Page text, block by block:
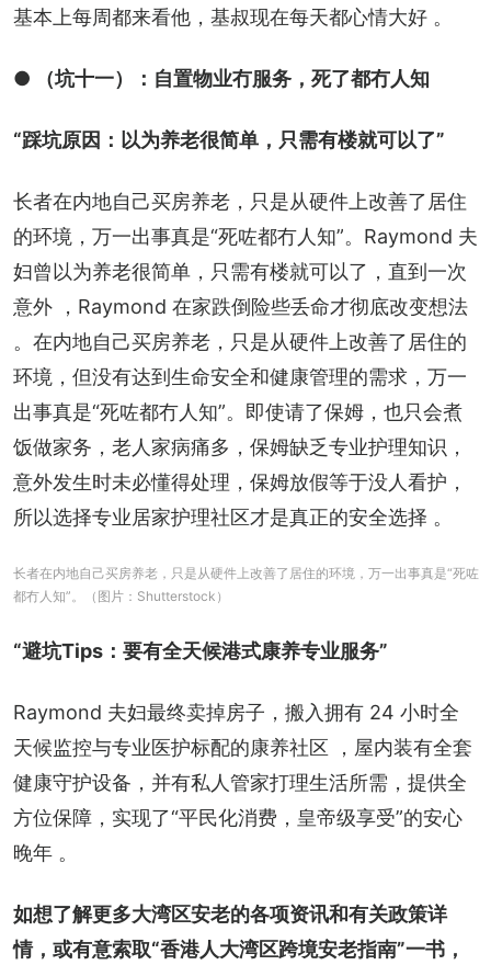
基本上每周都来看他，基叔现在每天都心情大好 。
● （坑十一）：自置物业冇服务，死了都冇人知
“踩坑原因：以为养老很简单，只需有楼就可以了”
长者在内地自己买房养老，只是从硬件上改善了居住
的环境，万一出事真是“死咗都冇人知”。Raymond 夫
妇曾以为养老很简单，只需有楼就可以了，直到一次
意外 ，Raymond 在家跌倒险些丢命才彻底改变想法
。在内地自己买房养老，只是从硬件上改善了居住的
环境，但没有达到生命安全和健康管理的需求，万一
出事真是“死咗都冇人知”。即使请了保姆，也只会煮
饭做家务，老人家病痛多，保姆缺乏专业护理知识，
意外发生时未必懂得处理，保姆放假等于没人看护，
所以选择专业居家护理社区才是真正的安全选择 。
长者在内地自己买房养老，只是从硬件上改善了居住的环境，万一出事真是“死咗
都冇人知”。（图片：Shutterstock）
“避坑Tips：要有全天候港式康养专业服务”
Raymond 夫妇最终卖掉房子，搬入拥有 24 小时全
天候监控与专业医护标配的康养社区 ，屋内装有全套
健康守护设备，并有私人管家打理生活所需，提供全
方位保障，实现了“平民化消费，皇帝级享受”的安心
晚年 。
如想了解更多大湾区安老的各项资讯和有关政策详
情，或有意索取“香港人大湾区跨境安老指南”一书，